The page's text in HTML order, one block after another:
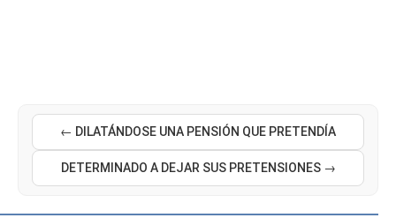
← DILATÁNDOSE UNA PENSIÓN QUE PRETENDÍA
DETERMINADO A DEJAR SUS PRETENSIONES →